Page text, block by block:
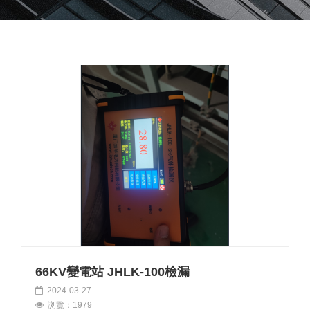
66KV變電站 JHLK-100檢漏
2024-03-27
浏覽：1979